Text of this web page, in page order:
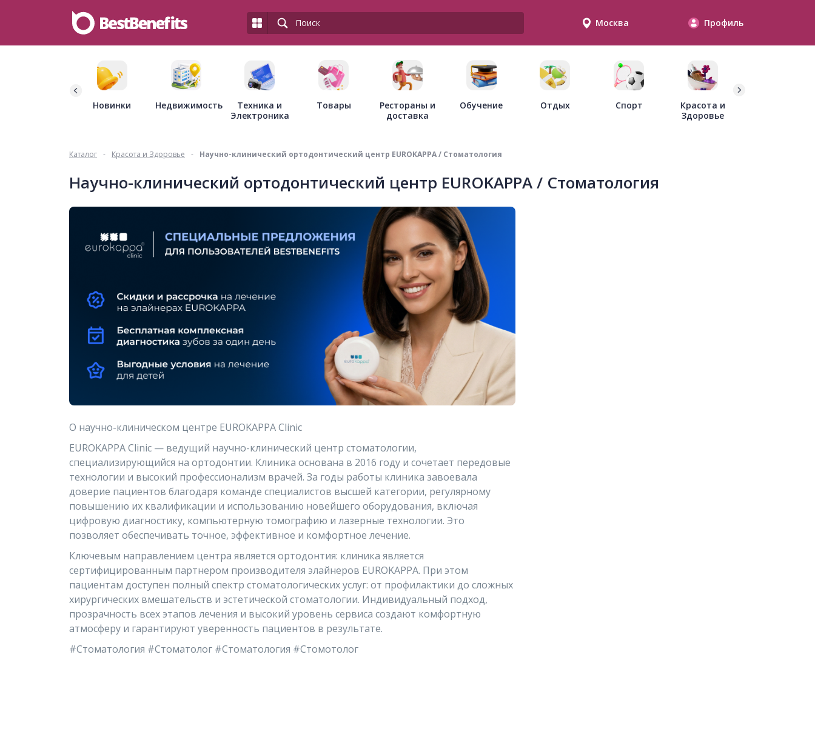
Москва Профиль
Новинки Недвижимость
Техника и
Электроника
Товары
Рестораны и
доставка
Обучение Отдых Спорт
Красота и
Здоровье
Каталог - Красота и Здоровье - Научно-клинический ортодонтический центр EUROKAPPA / Стоматология
Научно-клинический ортодонтический центр EUROKAPPA / Стоматология
О научно-клиническом центре EUROKAPPA Clinic
EUROKAPPA Clinic — ведущий научно-клинический центр стоматологии,
специализирующийся на ортодонтии. Клиника основана в 2016 году и сочетает передовые
технологии и высокий профессионализм врачей. За годы работы клиника завоевала
доверие пациентов благодаря команде специалистов высшей категории, регулярному
повышению их квалификации и использованию новейшего оборудования, включая
цифровую диагностику, компьютерную томографию и лазерные технологии. Это
позволяет обеспечивать точное, эффективное и комфортное лечение.
Ключевым направлением центра является ортодонтия: клиника является
сертифицированным партнером производителя элайнеров EUROKAPPA. При этом
пациентам доступен полный спектр стоматологических услуг: от профилактики до сложных
хирургических вмешательств и эстетической стоматологии. Индивидуальный подход,
прозрачность всех этапов лечения и высокий уровень сервиса создают комфортную
атмосферу и гарантируют уверенность пациентов в результате.
#Стоматология #Стоматолог #Стоматология #Стомотолог